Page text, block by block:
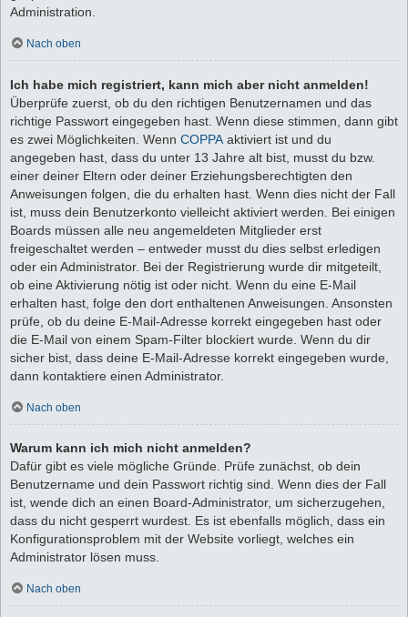
Administration.
Nach oben
Ich habe mich registriert, kann mich aber nicht anmelden!
Überprüfe zuerst, ob du den richtigen Benutzernamen und das
richtige Passwort eingegeben hast. Wenn diese stimmen, dann gibt
es zwei Möglichkeiten. Wenn COPPA aktiviert ist und du
angegeben hast, dass du unter 13 Jahre alt bist, musst du bzw.
einer deiner Eltern oder deiner Erziehungsberechtigten den
Anweisungen folgen, die du erhalten hast. Wenn dies nicht der Fall
ist, muss dein Benutzerkonto vielleicht aktiviert werden. Bei einigen
Boards müssen alle neu angemeldeten Mitglieder erst
freigeschaltet werden – entweder musst du dies selbst erledigen
oder ein Administrator. Bei der Registrierung wurde dir mitgeteilt,
ob eine Aktivierung nötig ist oder nicht. Wenn du eine E-Mail
erhalten hast, folge den dort enthaltenen Anweisungen. Ansonsten
prüfe, ob du deine E-Mail-Adresse korrekt eingegeben hast oder
die E-Mail von einem Spam-Filter blockiert wurde. Wenn du dir
sicher bist, dass deine E-Mail-Adresse korrekt eingegeben wurde,
dann kontaktiere einen Administrator.
Nach oben
Warum kann ich mich nicht anmelden?
Dafür gibt es viele mögliche Gründe. Prüfe zunächst, ob dein
Benutzername und dein Passwort richtig sind. Wenn dies der Fall
ist, wende dich an einen Board-Administrator, um sicherzugehen,
dass du nicht gesperrt wurdest. Es ist ebenfalls möglich, dass ein
Konfigurationsproblem mit der Website vorliegt, welches ein
Administrator lösen muss.
Nach oben